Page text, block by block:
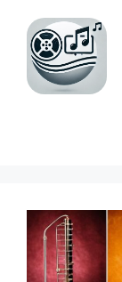
Inhalt
springen